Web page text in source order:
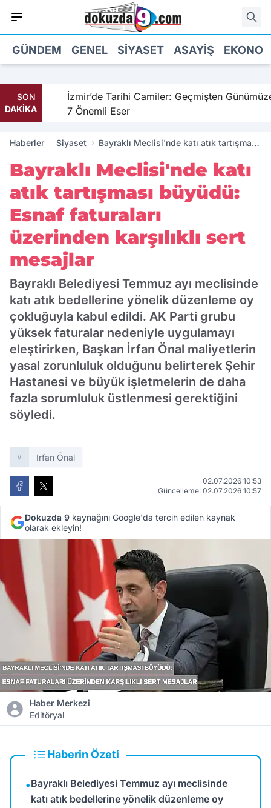
GÜNDEM GENEL SIYASET ASAYIŞ
SON
DAKİKA
İzmir’de Tarihi Camiler: Geçmişten Günümüze
7 Önemli Eser
Haberler Siyaset
Bayraklı Meclisi'nde katı atık tartışması
karşılıklı sert mesajlar
Bayraklı Meclisi'nde katı
atık tartışması büyüdü:
Esnaf faturaları
üzerinden karşılıklı sert
mesajlar
Bayraklı Belediyesi Temmuz ayı meclisinde
katı atık bedellerine yönelik düzenleme oy
çokluğuyla kabul edildi. AK Parti grubu
yüksek faturalar nedeniyle uygulamayı
eleştirirken, Başkan İrfan Önal maliyetlerin
yasal zorunluluk olduğunu belirterek Şehir
Hastanesi ve büyük işletmelerin de daha
fazla sorumluluk üstlenmesi gerektiğini
söyledi.
Irfan Önal
02.07.2026 10:53
Güncelleme: 02.07.2026 10:57
Dokuzda 9 kaynağını Google'da tercih edilen kaynak
olarak ekleyin!
Haber Merkezi
Editöryal
Haberin Özeti
•Bayraklı Belediyesi Temmuz ayı meclisinde
katı atık bedellerine yönelik düzenleme oy